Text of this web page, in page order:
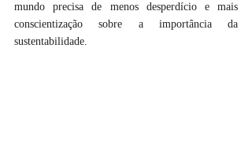
mundo precisa de menos desperdício e mais
conscientização sobre a importância da
sustentabilidade.